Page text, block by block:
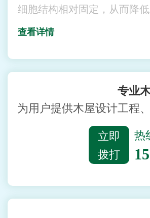
细胞结构相对固定，从而降
查看详情
专业
为用户提供木屋设计工程
立即
拨打
热